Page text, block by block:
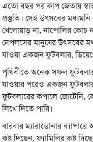
এতো বছর পর কাপ জেতায়
প্রস্তুতি। সেই উৎসবের
খেলোয়াড় না, নাপোলির কোচ
নেপলসের মানুষের উৎসবের
যাওয়া একজন ফুটবলার,
পৃথিবীতে অনেক সফল
যাওয়ার পরেও একজন
ফুটবলারের কপালে
লিখে দিতে পারি।
বারবার ম্যারাডোনার
কষ্ট দিছেন, ফ্যামিলির কষ্ট